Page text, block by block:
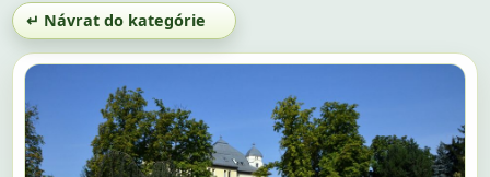
↵ Návrat do kategórie